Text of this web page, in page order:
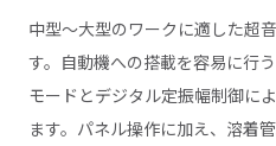
中型～大型のワークに適した超
す。自動機への搭載を容易に行
モードとデジタル定振幅制御に
ます。パネル操作に加え、溶着